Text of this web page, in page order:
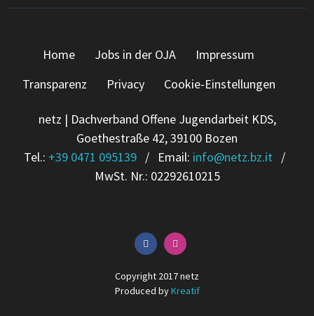
Home Jobs in der OJA
Impressum
Transparenz
Privacy Cookie-Einstellungen
netz | Dachverband Offene Jugendarbeit KDS,
Goethestraße 42, 39100 Bozen
Tel.: +39 0471 095139/ Email: info@netz.bz.it /
MwSt. Nr.: 02292610215
Copyright 2017 netz
Produced byKreatif